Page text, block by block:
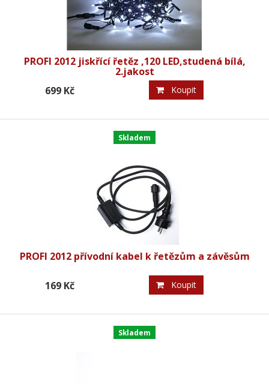
PROFI 2012 jiskřící řetěz ,120 LED,studená bílá,
2.jakost
699 Kč Koupit
PROFI 2012 přívodní kabel k řetězům a závěsům
Skladem
169 Kč Koupit
Skladem